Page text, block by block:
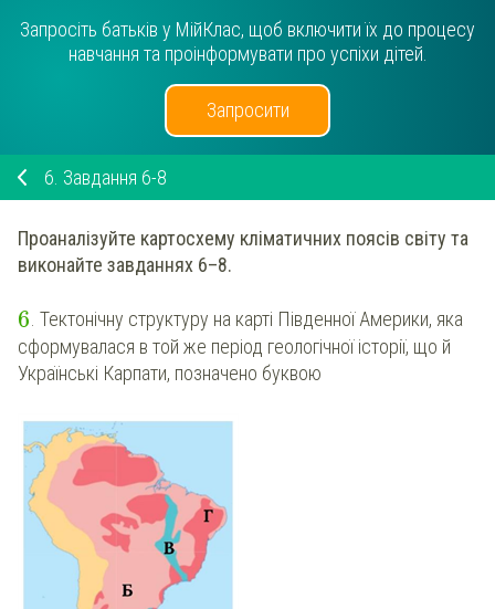
Запросіть батьків у МійКлас, щоб включити їх до процесу
навчання та проінформувати про успіхи дітей.
Запросити
6. Завдання 6-8
Проаналізуйте картосхему кліматичних поясів світу та
виконайте завданнях 6–8.
6. Тектонічну структуру на карті Південної Америки, яка
сформувалася в той же період геологічної історії, що й
Українські Карпати, позначено буквою